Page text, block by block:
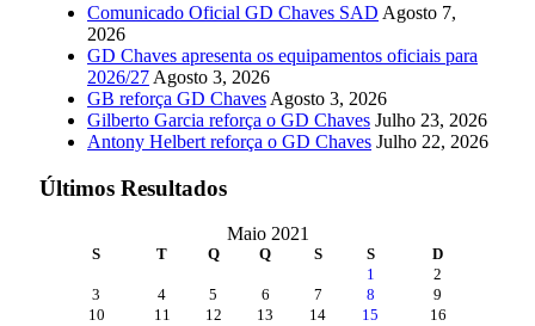
Comunicado Oficial GD Chaves SAD Agosto 7,
2026
GD Chaves apresenta os equipamentos oficiais para
2026/27 Agosto 3, 2026
GB reforça GD Chaves Agosto 3, 2026
Gilberto Garcia reforça o GD Chaves Julho 23, 2026
Antony Helbert reforça o GD Chaves Julho 22, 2026
Últimos Resultados
Maio 2021
S T Q Q S S D
1
2
3
4 5 6 7 8
9
10
11 12 13 14 15
16